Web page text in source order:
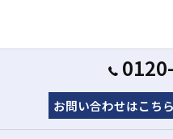
お問い合わせはこちら